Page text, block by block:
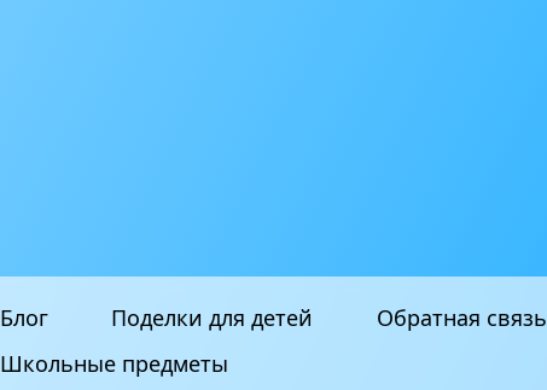
Блог Поделки для детей Обратная связь
Школьные предметы